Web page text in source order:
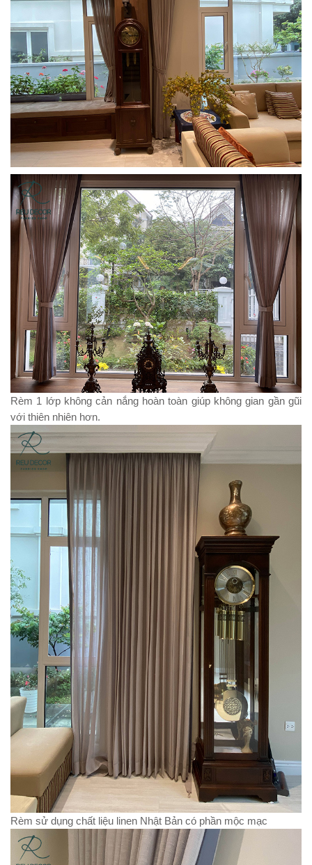
Rèm 1 lớp không cản nắng hoàn toàn giúp không gian gần gũi
với thiên nhiên hơn.
Rèm sử dụng chất liệu linen Nhật Bản có phần mộc mạc